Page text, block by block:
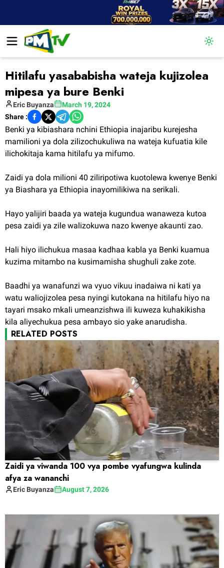
Hitilafu yasababisha wateja kujizolea
mipesa ya bure Benki
Eric Buyanza
March 19, 2024
Share :
Benki ya kibiashara nchini Ethiopia inajaribu kurejesha
mamilioni ya dola zilizochukuliwa na wateja kufuatia kile
ilichokitaja kama hitilafu ya mifumo.
Zaidi ya dola milioni 40 ziliripotiwa kuotolewa kwenye Benki
ya Biashara ya Ethiopia inayomilikiwa na serikali.
Hayo yalijiri baada ya wateja kugundua wanaweza kutoa
pesa zaidi ya zile walizokuwa nazo kwenye akaunti zao.
Hali hiyo ilichukua masaa kadhaa kabla ya Benki kuamua
kuzima mitambo na kusimamisha shughuli zake zote.
Baadhi ya wanafunzi wa vyuo vikuu inadaiwa ni kati ya
watu waliojizolea pesa nyingi kutokana na hitilafu hiyo na
tayari msako mkali umeanzishwa ili kuweza kuhakikisha
kila aliyechukua pesa ambayo sio yake anarudisha.
RELATED POSTS
Zaidi ya viwanda 100 vya pombe vyafungwa kulinda
afya za wananchi
Eric Buyanza August 7, 2026